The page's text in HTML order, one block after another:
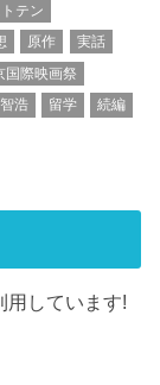
テン
原作
実話
国際映画祭
浩 留学
続編
用しています!